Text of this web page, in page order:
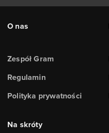
O nas
Zespół Gram
Regulamin
Polityka prywatności
Na skróty